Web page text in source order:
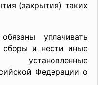
(закрытия) таких
уплачивать
сборы и нести иные
Федерации о